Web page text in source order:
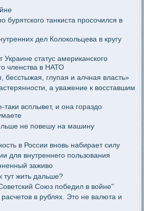
бурятского танкиста просочился в
дел Колокольцева в кругу
статус американского
членства в НАТО
глупая и алчная власть»
а уважение к восставшим
таки всплывет, и она гораздо
не повешу на машину
в России вновь набирает силу
для внутреннего пользования
заживо
тут жить дальше?
Союз победил в войне"
в рублях. Это не валюта и